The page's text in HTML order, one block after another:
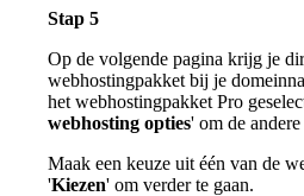
Stap 5
Op de volgende pagina krijg je
webhostingpakket bij je
het webhostingpakket Pro
webhosting opties' om de
Maak een keuze uit één van de
'Kiezen' om verder te gaan.